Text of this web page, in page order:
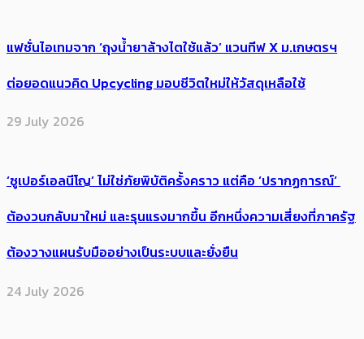
แฟชั่นไอเทมจาก ‘ถุงน้ำยาล้างไตใช้แล้ว’ แวนทีฟ X ม.เกษตรฯ
ต่อยอดแนวคิด Upcycling มอบชีวิตใหม่ให้วัสดุเหลือใช้
29 July 2026
‘ซูเปอร์เอลนีโญ’ ไม่ใช่ภัยพิบัติครั้งคราว แต่คือ ‘ปรากฏการณ์’ ​
ต้อง​วนกลับมาใหม่ และรุนแรงมากขึ้น อีกหนึ่งความเสี่ยงที่ภาครัฐ
ต้องวางแผนรับมืออย่างเป็นระบบและยั่งยืน
24 July 2026